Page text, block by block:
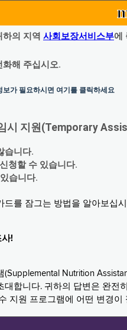
의 지역 사회보장서비스부에
해 주십시오.
가 필요하시면 여기를 클릭하세요
시 지원(Temporary
습니다.
청할 수 있습니다.
습니다.
드를 잠그는 방법을 알아보십
사!
Nutrition
합니다. 귀하의 답변은 완
지원 프로그램에 어떤 변경